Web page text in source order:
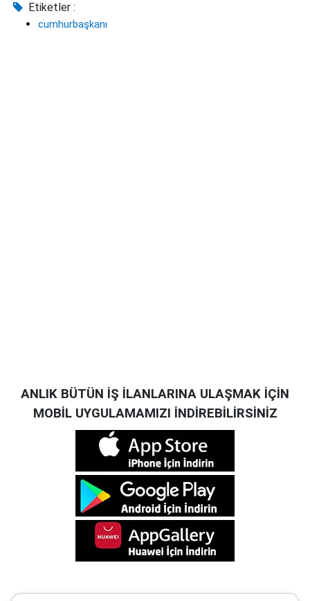
Etiketler :
cumhurbaşkanı
ANLIK BÜTÜN İŞ İLANLARINA ULAŞMAK İÇİN
MOBİL UYGULAMAMIZI İNDİREBİLİRSİNİZ